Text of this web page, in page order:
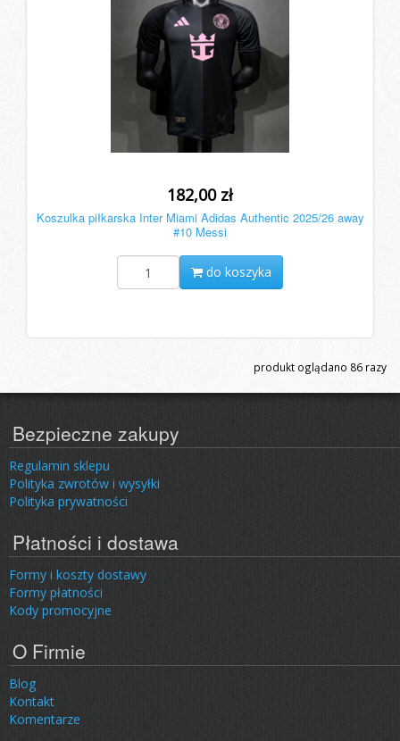
182,00 zł
Koszulka piłkarska Inter Miami Adidas Authentic 2025/26 away
#10 Messi
do koszyka
produkt oglądano 86 razy
Bezpieczne zakupy
Regulamin sklepu
Polityka zwrotów i wysyłki
Polityka prywatności
Płatności i dostawa
Formy i koszty dostawy
Formy płatności
Kody promocyjne
O Firmie
Blog
Kontakt
Komentarze